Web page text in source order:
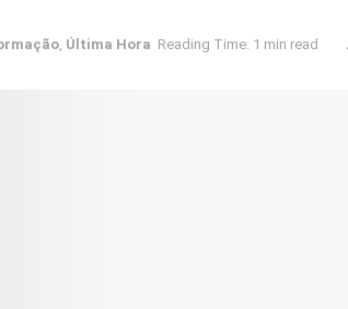
, Última Hora Reading Time: 1 min read